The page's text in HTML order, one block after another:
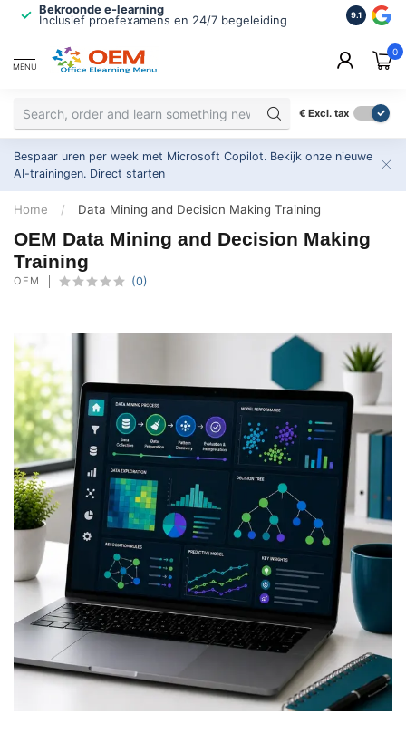
Bekroonde e-learning
Inclusief proefexamens en 24/7 begeleiding
ISO
2.500+
9.1
MENU
0
€ Excl. tax
Bespaar uren per week met Microsoft Copilot. Bekijk onze nieuwe
AI-trainingen. Direct starten
Home / Data Mining and Decision Making Training
OEM Data Mining and Decision Making
Training
OEM (0)